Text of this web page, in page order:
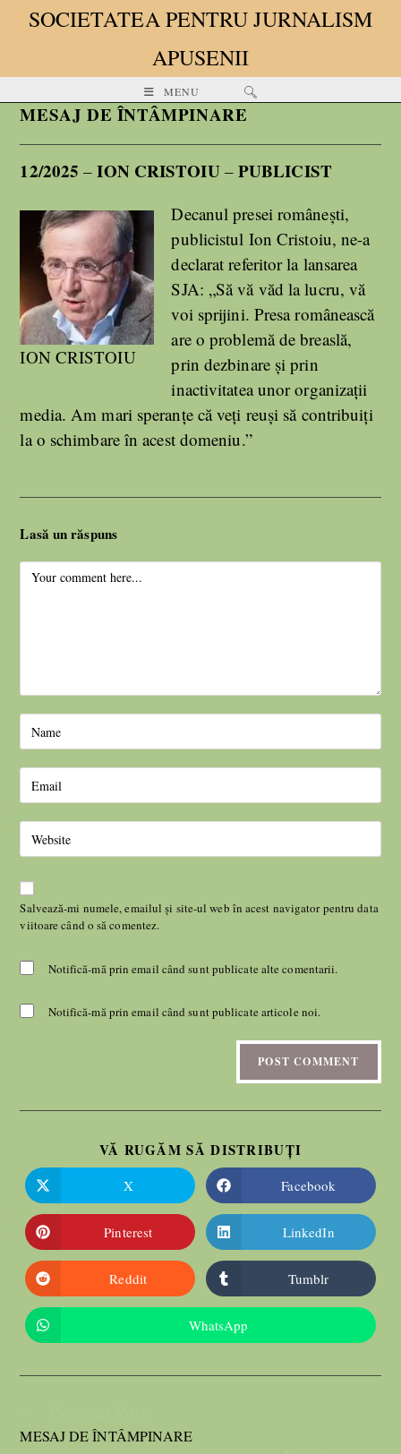
SOCIETATEA PENTRU JURNALISM
APUSENII
MENU
MESAJ DE ÎNTÂMPINARE
12/2025 –ION CRISTOIU– PUBLICIST
ION CRISTOIU
Decanul presei românești,
publicistul Ion Cristoiu, ne-a
declarat referitor la lansarea
SJA: „Să vă văd la lucru, vă
voi sprijini. Presa românească
are o problemă de breaslă,
prin dezbinare și prin
inactivitatea unor organizații
media. Am mari speranțe că veți reuși să contribuiți
la o schimbare în acest domeniu.”
Lasă un răspuns
Salvează-mi numele, emailul și site-ul web în acest navigator pentru data
viitoare când o să comentez.
Notifică-mă prin email când sunt publicate alte comentarii.
Notifică-mă prin email când sunt publicate articole noi.
VĂ RUGĂM SĂ DISTRIBUȚI
X Facebook
Pinterest LinkedIn
Reddit Tumblr
WhatsApp
MESAJ DE ÎNTÂMPINARE